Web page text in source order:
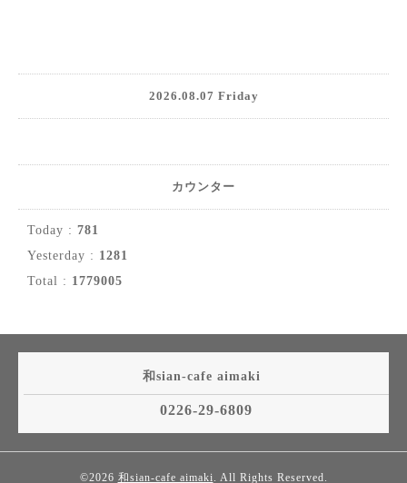
2026.08.07 Friday
カウンター
Today : 781
Yesterday : 1281
Total : 1779005
和sian-cafe aimaki
0226-29-6809
©2026 和sian-cafe aimaki. All Rights Reserved.